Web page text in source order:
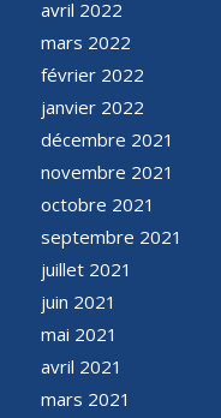
avril 2022
mars 2022
février 2022
janvier 2022
décembre 2021
novembre 2021
octobre 2021
septembre 2021
juillet 2021
juin 2021
mai 2021
avril 2021
mars 2021